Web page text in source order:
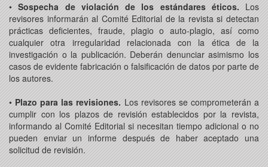
•Sospecha de violación de los estándares éticos.Los
revisores informarán al Comité Editorial de la revista si detectan
prácticas deficientes, fraude, plagio o auto-plagio, así como
cualquier otra irregularidad relacionada con la ética de la
investigación o la publicación. Deberán denunciar asimismo los
casos de evidente fabricación o falsificación de datos por parte de
los autores.
•Plazo para las revisiones.Los revisores se comprometerán a
cumplir con los plazos de revisión establecidos por la revista,
informando al Comité Editorial si necesitan tiempo adicional o no
pueden enviar un informe después de haber aceptado una
solicitud de revisión.